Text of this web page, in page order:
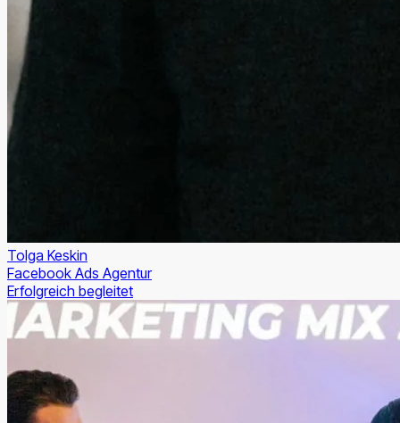
Tolga Keskin
Facebook Ads Agentur
Erfolgreich begleitet